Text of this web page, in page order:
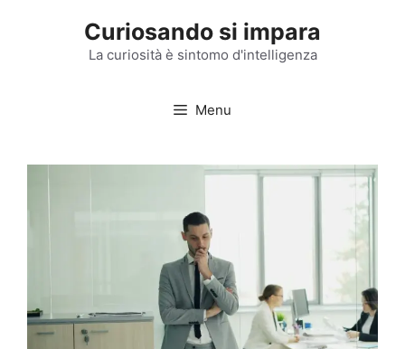
Curiosando si impara
La curiosità è sintomo d'intelligenza
Menu